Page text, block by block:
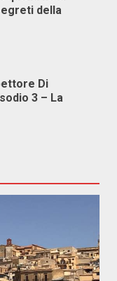
della
Di
3 – La